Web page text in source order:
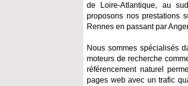
de Loire-Atlantique, au
proposons nos prestations
Rennes en passant par
Nous sommes spécialisés
moteurs de recherche
référencement naturel
pages web avec un trafic